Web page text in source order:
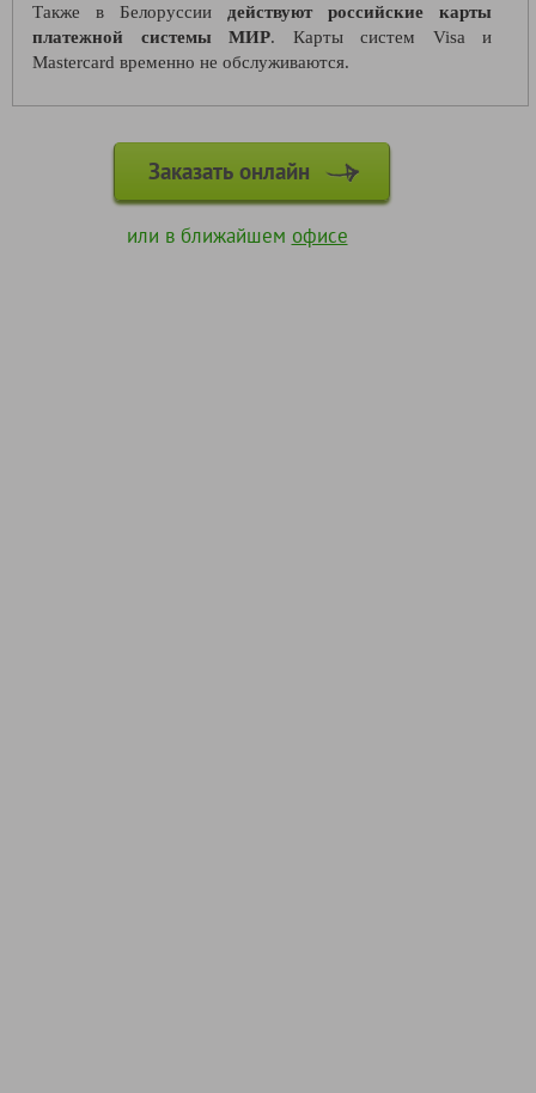
Также в Белоруссии действуют российские карты
платежной системы МИР. Карты систем Visa и
Mastercard временно не обслуживаются.
Заказать онлайн
или в ближайшем офисе